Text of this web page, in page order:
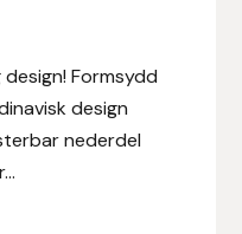
Formsydd
design
nederdel